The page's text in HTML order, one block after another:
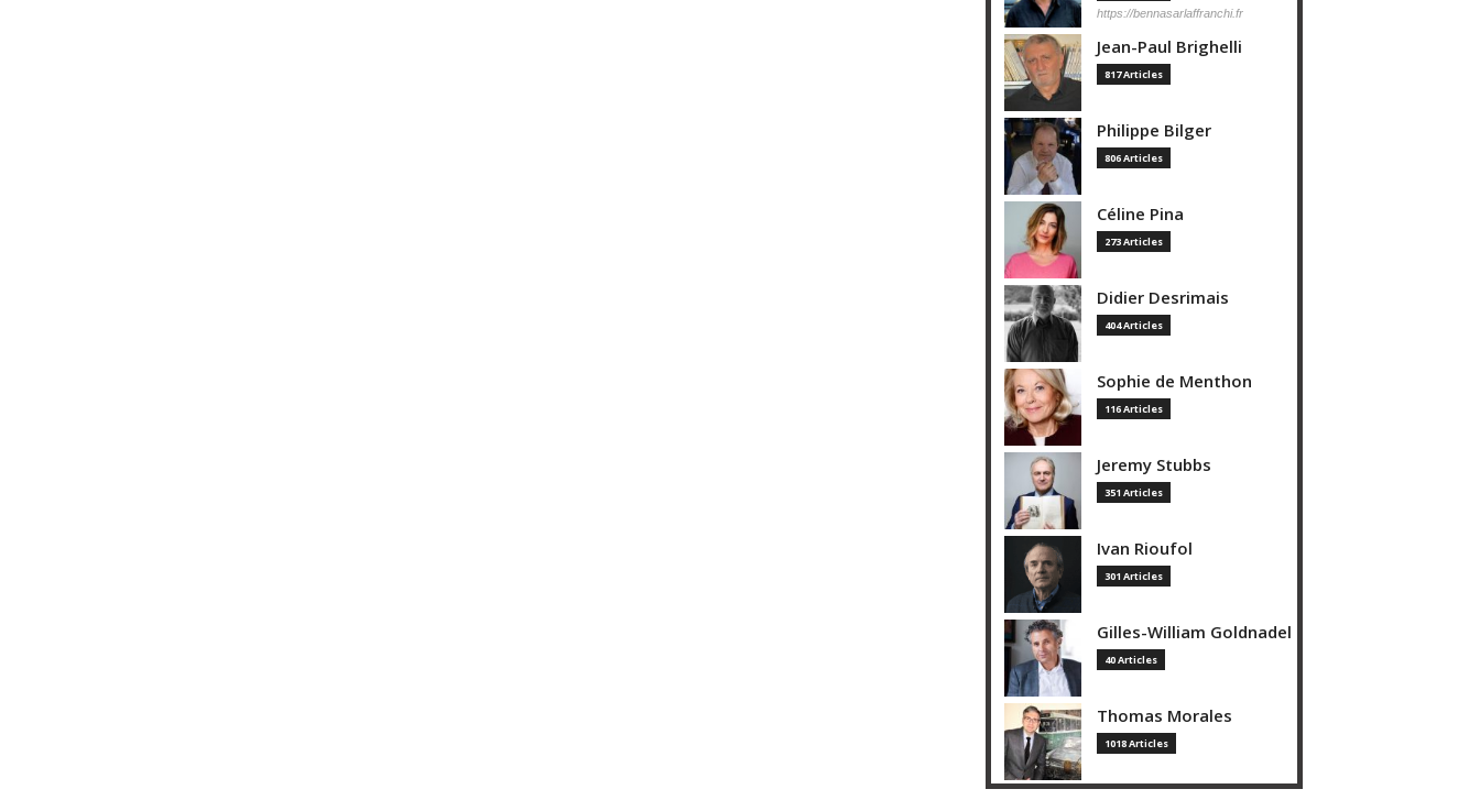
https://bennasarlaffranchi.fr
Jean-Paul Brighelli
817 Articles
Philippe Bilger
806 Articles
Céline Pina
273 Articles
Didier Desrimais
404 Articles
Sophie de Menthon
116 Articles
Jeremy Stubbs
351 Articles
Ivan Rioufol
301 Articles
Gilles-William Goldnadel
40 Articles
Thomas Morales
1018 Articles